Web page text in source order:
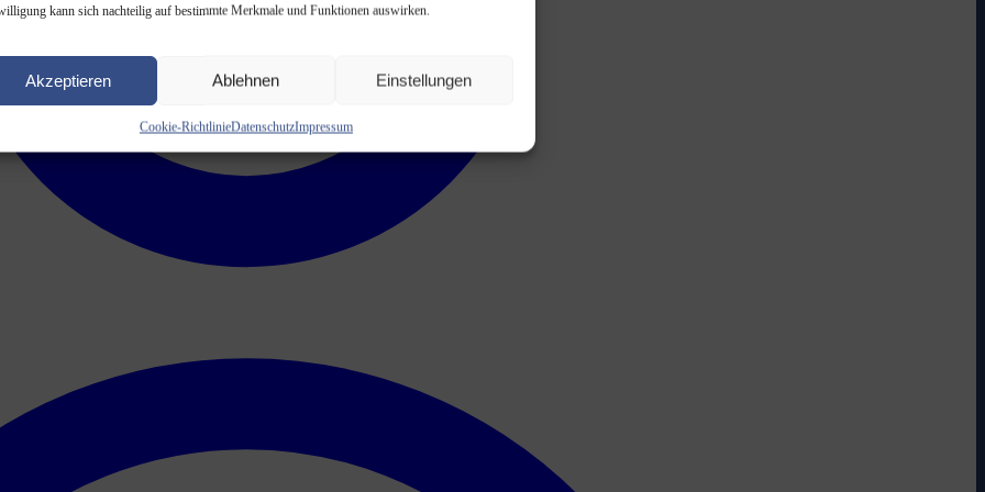
kann sich nachteilig auf bestimmte Merkmale und Funktionen auswirken.
Akzeptieren Ablehnen Einstellungen
Cookie-RichtlinieDatenschutzImpressum